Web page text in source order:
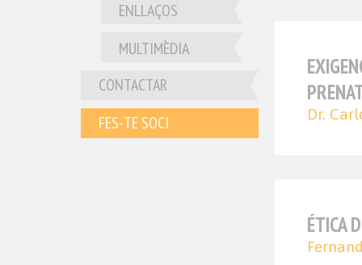
ENLLAÇOS
MULTIMÈDIA
CONTACTAR
FES-TE SOCI
Dr.
ÉTICA